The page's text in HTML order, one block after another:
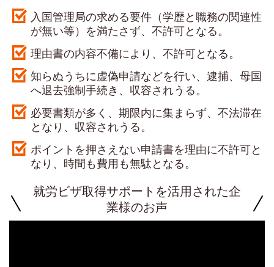
入国管理局の求める要件（学歴と職務の関連性
が無い等）を満たさず、不許可となる。
理由書の内容不備により、不許可となる。
知らぬうちに虚偽申請などを行い、逮捕、母国
へ退去強制手続き、収容されうる。
必要書類が多く、期限内に集まらず、不法滞在
となり、収容されうる。
ポイントを押さえない申請書を理由に不許可と
なり、時間も費用も無駄となる。
就労ビザ取得サポートを活用された企
業様のお声